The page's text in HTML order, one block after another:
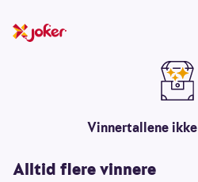
Vinnertallene
Alltid flere vinnere